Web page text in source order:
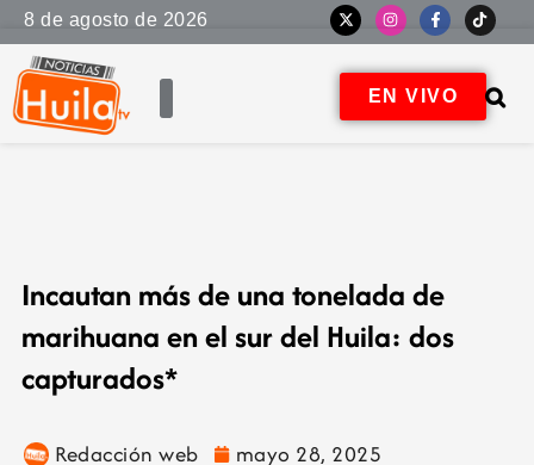
8 de agosto de 2026
EN VIVO
Incautan más de una tonelada de
marihuana en el sur del Huila: dos
capturados*
Redacción web mayo 28, 2025